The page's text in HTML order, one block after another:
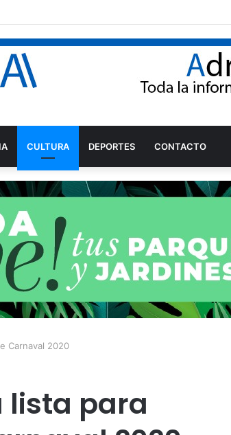
honor a la Virgen de los Dolores
CULTURA DEPORTES CONTACTO
Carnaval 2020
lista para